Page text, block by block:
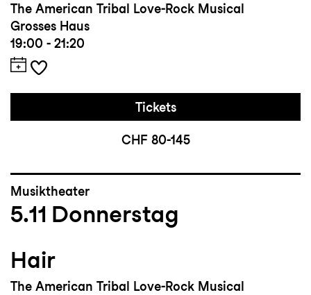
The American Tribal Love-Rock Musical
Grosses Haus
19:00 - 21:20
Tickets
CHF 80-145
Musiktheater
5.11 Donnerstag
Hair
The American Tribal Love-Rock Musical